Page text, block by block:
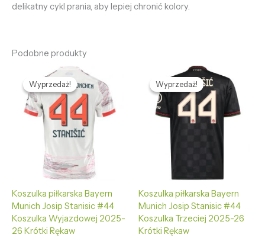
delikatny cykl prania, aby lepiej chronić kolory.
Podobne produkty
Wyprzedaż!
Wyprzedaż!
Koszulka piłkarska Bayern
Munich Josip Stanisic #44
Koszulka Wyjazdowej 2025-
26 Krótki Rękaw
Pierwotna
cena
wynosiła:
478,69 zł.
Aktualna
cena
wynosi:
128,65 zł.
Wyprzedaż!
Wyprzedaż!
Koszulka piłkarska Bayern
Munich Josip Stanisic #44
Koszulka Trzeciej 2025-26
Krótki Rękaw
Pierwotna
cena
wynosiła:
478,69 zł.
Aktualna
cena
wynosi:
128,65 zł.